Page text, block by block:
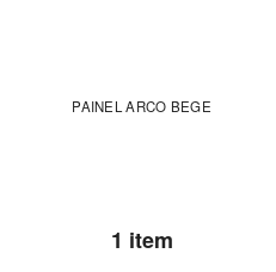
PAINEL ARCO BEGE
1 item